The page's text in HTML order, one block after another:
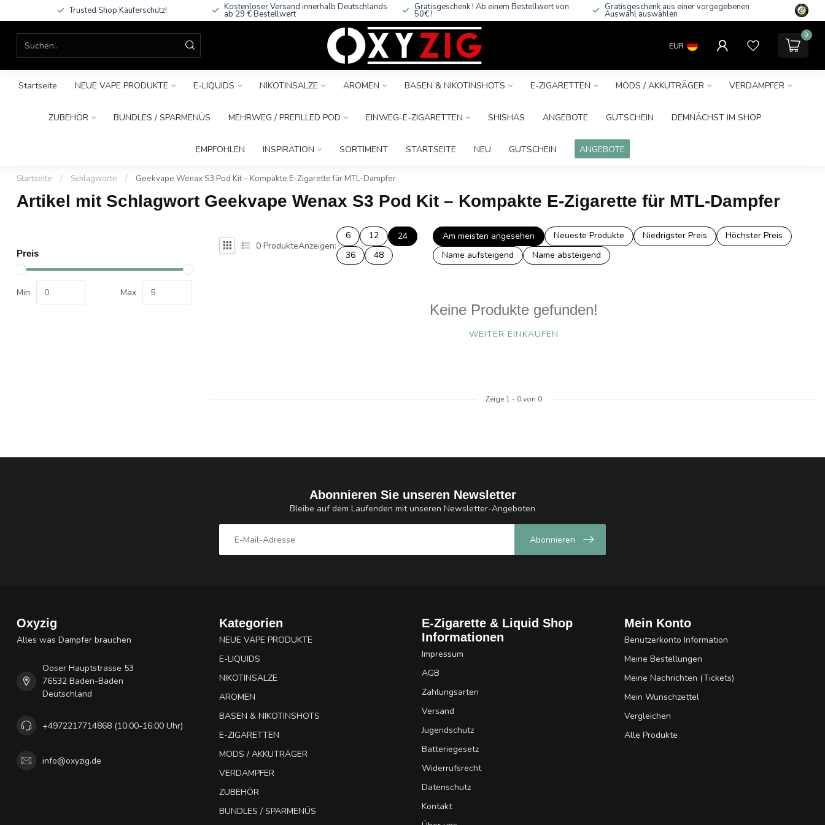
Trusted Shop Käuferschutz! Kostenloser Versand innerhalb Deutschlands
ab 29 € Bestellwert
Gratisgeschenk ! Ab einem Bestellwert von
50€ !
Gratisgeschenk aus einer vorgegebenen
Auswahl auswählen
EUR
0
Startseite NEUE VAPE PRODUKTE E-LIQUIDS NIKOTINSALZE AROMEN BASEN & NIKOTINSHOTS E-ZIGARETTEN MODS / AKKUTRÄGER VERDAMPFER
ZUBEHÖR BUNDLES / SPARMENÜS MEHRWEG / PREFILLED POD EINWEG-E-ZIGARETTEN SHISHAS ANGEBOTE GUTSCHEIN DEMNÄCHST IM SHOP
EMPFOHLEN INSPIRATION SORTIMENT STARTSEITE NEU GUTSCHEIN ANGEBOTE
Startseite / Schlagworte / Geekvape Wenax S3 Pod Kit – Kompakte E-Zigarette für MTL-Dampfer
Artikel mit Schlagwort Geekvape Wenax S3 Pod Kit – Kompakte E-Zigarette für MTL-Dampfer
Preis
Min Max
0 ProdukteAnzeigen:
6 12
24
36
48
Am meisten angesehen Neueste Produkte Niedrigster Preis
Höchster Preis
Name aufsteigend
Name absteigend
Keine Produkte gefunden!
WEITER EINKAUFEN
Zeige 1 - 0von 0
Abonnieren Sie unseren Newsletter
Bleibe auf dem Laufenden mit unseren Newsletter-Angeboten
Abonnieren
Oxyzig
Alles was Dampfer brauchen
Ooser Hauptstrasse 53
76532 Baden-Baden
Deutschland
+4972217714868 (10:00-16:00 Uhr)
info@oxyzig.de
Kategorien
NEUE VAPE PRODUKTE
E-LIQUIDS
NIKOTINSALZE
AROMEN
BASEN & NIKOTINSHOTS
E-ZIGARETTEN
MODS / AKKUTRÄGER
VERDAMPFER
ZUBEHÖR
BUNDLES / SPARMENÜS
E-Zigarette & Liquid Shop
Informationen
Impressum
AGB
Zahlungsarten
Versand
Jugendschutz
Batteriegesetz
Widerrufsrecht
Datenschutz
Kontakt
Mein Konto
Benutzerkonto Information
Meine Bestellungen
Meine Nachrichten (Tickets)
Mein Wunschzettel
Vergleichen
Alle Produkte